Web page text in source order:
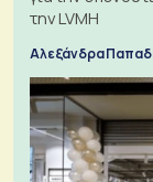
την LVMH
Αλεξάνδρα